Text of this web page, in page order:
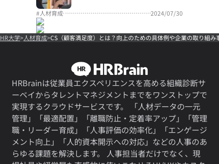
#人材育成 2024/07/30
HR大学 人材育成 CS（顧客満足度）とは？向上のための具体例や企業の取り組み
HRBrainは従業員エクスペリエンスを高める組織診断サ
ーベイからタレントマネジメントまでをワンストップで
実現するクラウドサービスです。 「人材データの一元
管理」「最適配置」「離職防止・定着率アップ」「管理
職・リーダー育成」「人事評価の効率化」「エンゲージ
メント向上」「人的資本開示への対応」などの人事のあ
らゆる課題を解決します。 人事担当者だけでなく、現